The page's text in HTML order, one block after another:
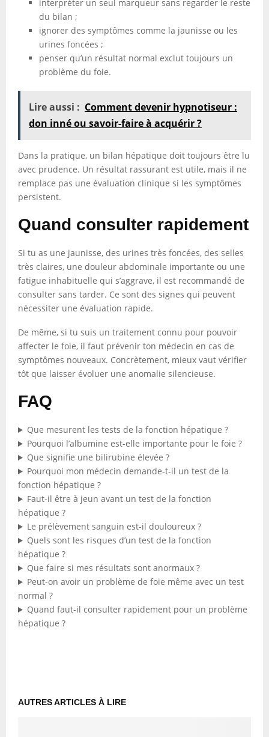
interpréter un seul marqueur sans regarder le reste
du bilan ;
ignorer des symptômes comme la jaunisse ou les
urines foncées ;
penser qu’un résultat normal exclut toujours un
problème du foie.
Lire aussi : Comment devenir hypnotiseur :
don inné ou savoir-faire à acquérir ?
Dans la pratique, un bilan hépatique doit toujours être lu
avec prudence. Un résultat rassurant est utile, mais il ne
remplace pas une évaluation clinique si les symptômes
persistent.
Quand consulter rapidement
Si tu as une jaunisse, des urines très foncées, des selles
très claires, une douleur abdominale importante ou une
fatigue inhabituelle qui s’aggrave, il est recommandé de
consulter sans tarder. Ce sont des signes qui peuvent
nécessiter une évaluation rapide.
De même, si tu suis un traitement connu pour pouvoir
affecter le foie, il faut prévenir ton médecin en cas de
symptômes nouveaux. Concrètement, mieux vaut vérifier
tôt que laisser évoluer une anomalie silencieuse.
FAQ
Que mesurent les tests de la fonction hépatique ?
Pourquoi l’albumine est-elle importante pour le foie ?
Que signifie une bilirubine élevée ?
Pourquoi mon médecin demande-t-il un test de la
fonction hépatique ?
Faut-il être à jeun avant un test de la fonction
hépatique ?
Le prélèvement sanguin est-il douloureux ?
Quels sont les risques d’un test de la fonction
hépatique ?
Que faire si mes résultats sont anormaux ?
Peut-on avoir un problème de foie même avec un test
normal ?
Quand faut-il consulter rapidement pour un problème
hépatique ?
AUTRES ARTICLES À LIRE